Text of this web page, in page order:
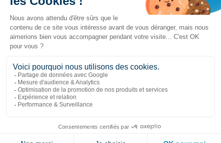
Inscrivez-vous à notre infolettre
Envoyer
En cliquant sur « envoyer » vous nous autorisez à vous envoyer quelques fois par
1 877 363-2687 • jambette@jambette.com
Protection des renseignements personnels